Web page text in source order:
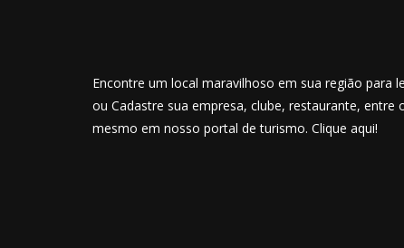
Encontre um local maravilhoso em sua região para
ou Cadastre sua empresa, clube, restaurante, entre
mesmo em nosso portal de turismo. Clique aqui!